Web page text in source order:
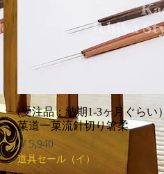
クイックビュー
(受注品：納期1-3ヶ月ぐらい）
菓道一菓流針切り箸柔
価格
￥5,940
道具セール（イ）